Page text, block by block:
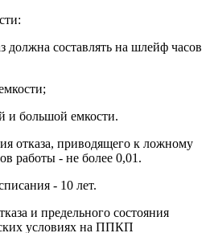
должна составлять на шлейф часов
и большой емкости.
отказа, приводящего к ложному
работы - не более 0,01.
- 10 лет.
и предельного состояния
условиях на ППКП